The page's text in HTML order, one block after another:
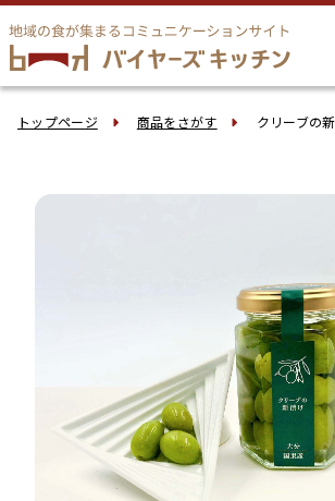
トップページ 商品をさがす クリーブの